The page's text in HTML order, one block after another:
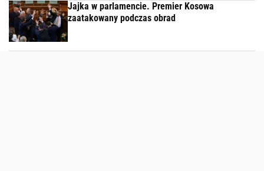
Jajka w parlamencie. Premier Kosowa
zaatakowany podczas obrad